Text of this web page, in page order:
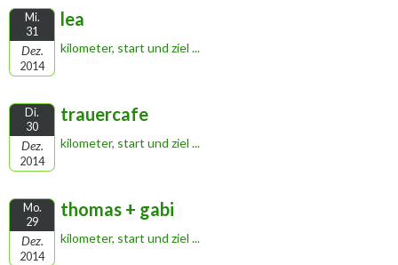
Mi.
31
Dez.
2014
lea
kilometer, start und ziel ...
Di.
30
Dez.
2014
trauercafe
kilometer, start und ziel ...
Mo.
29
Dez.
2014
thomas + gabi
kilometer, start und ziel ...